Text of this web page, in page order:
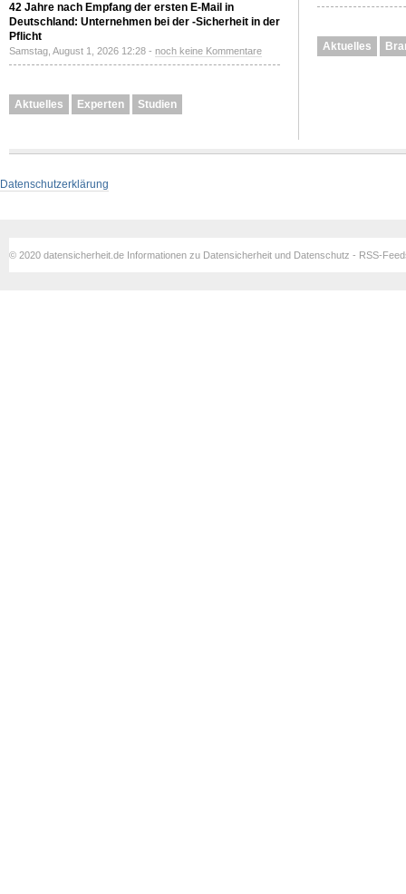
42 Jahre nach Empfang der ersten E-Mail in
Deutschland: Unternehmen bei der -Sicherheit in der
Pflicht
Samstag, August 1, 2026 12:28 - noch keine Kommentare
Aktuelles Experten Studien
Aktuelles
Datenschutzerklärung
© 2020 datensicherheit.de Informationen zu Datensicherheit und Datenschutz - RSS-